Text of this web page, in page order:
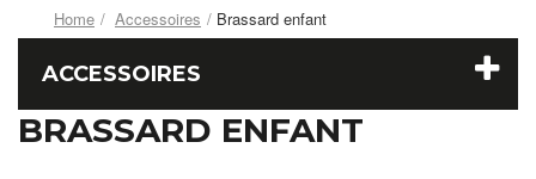
Home Accessoires Brassard enfant
ACCESSOIRES
BRASSARD ENFANT